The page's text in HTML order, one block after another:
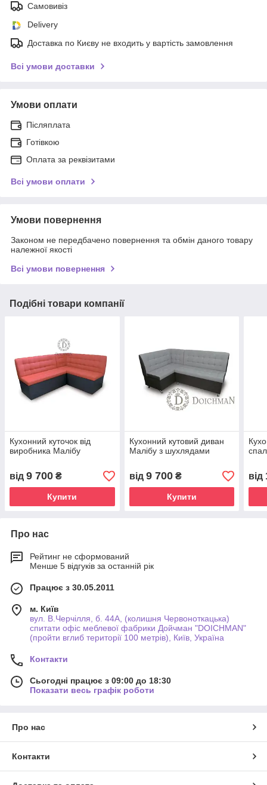
Самовивіз
Delivery
Доставка по Києву не входить у вартість замовлення
Всі умови доставки
Умови оплати
Післяплата
Готівкою
Оплата за реквізитами
Всі умови оплати
Умови повернення
Законом не передбачено повернення та обмін даного товару
належної якості
Всі умови повернення
Подібні товари компанії
Кухонний куточок від
виробника Малібу
від 9 700 ₴
Купити
Кухонний кутовий диван
Малібу з шухлядами
від 9 700₴
Купити
від
Про нас
Рейтинг не сформований
Менше 5 відгуків за останній рік
Працює з 30.05.2011
м. Київ
вул. В.Черчілля, б. 44А, (колишня Червоноткацька)
спитати офіс меблевої фабрики Дойчман "DOICHMAN"
(пройти вглиб території 100 метрів), Київ, Україна
Контакти
Сьогодні працює з 09:00 до 18:30
Показати весь графік роботи
Про нас
Контакти